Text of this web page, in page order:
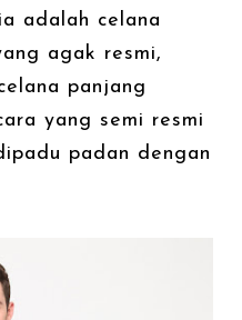
adalah celana
agak resmi,
panjang
yang semi resmi
padan dengan